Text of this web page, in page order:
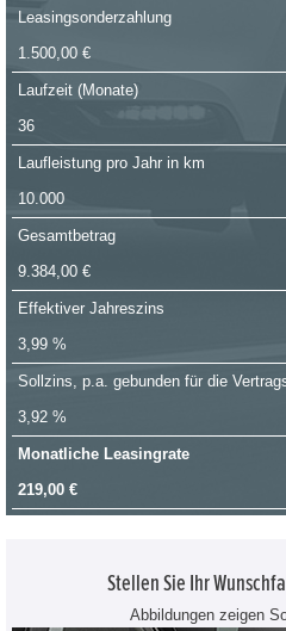
Leasingsonderzahlung
1.500,00 €
Laufzeit (Monate)
36
Laufleistung pro Jahr in km
10.000
Gesamtbetrag
9.384,00 €
Effektiver Jahreszins
3,99 %
Sollzins, p.a. gebunden für die
3,92 %
Monatliche Leasingrate
219,00 €
Stellen Sie Ihr
Abbildungen zeigen